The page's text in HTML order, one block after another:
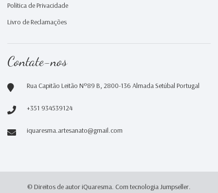
Política de Privacidade
Livro de Reclamações
Contate-nos
Rua Capitão Leitão Nº89 B, 2800-136 Almada Setúbal Portugal
+351 934539124
iquaresma.artesanato@gmail.com
© Direitos de autor iQuaresma. Com tecnologia Jumpseller.